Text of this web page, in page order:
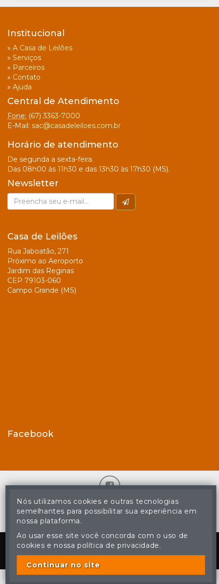
Institucional
» A Casa de Leilões
» Serviços
» Parceiros
» Contato
» Ajuda
Central de Atendimento
Fone: (67) 3363-7000
E-Mail: sac@casadeleiloes.com.br
Horário de atendimento
De segunda a sexta-feira.
Das 08h00 às 11h30 e das 13h30 às 17h30 (MS).
Newsletter
Casa de Leilões
Rua Jaboatão, 271
Próximo ao Aeroporto
Jardim das Reginas
CEP 79103-060
Campo Grande (MS)
Facebook
© Casa de Leilões - Todos os direitos reservados
A cópia ou reprodução não autorizada do conteúdo deste site
poderá acarretar em penas previstas em lei.
Plataforma
Nós utilizamos cookies e outras tecnologias
semelhantes para possibilitar sua experiência em
nossa plataforma.
Ao usar esse site você concorda com o uso de
cookies e nossa política de privacidade.
Continuar no site